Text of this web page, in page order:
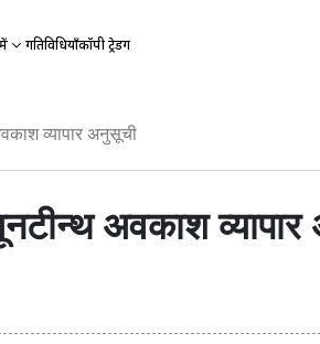
गतिविधियाँकॉपी ट्रेडिंग
व्यापार अनुसूची
अवकाश